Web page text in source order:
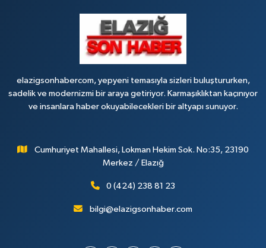
elazigsonhabercom, yepyeni temasıyla sizleri buluştururken,
sadelik ve modernizmi bir araya getiriyor. Karmaşıklıktan kaçınıyor
ve insanlara haber okuyabilecekleri bir altyapı sunuyor.
Cumhuriyet Mahallesi, Lokman Hekim Sok. No:35, 23190
Merkez / Elazığ
0 (424) 238 81 23
bilgi@elazigsonhaber.com